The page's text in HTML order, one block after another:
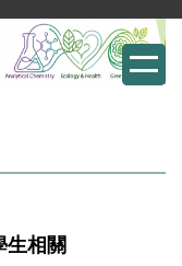
生相關